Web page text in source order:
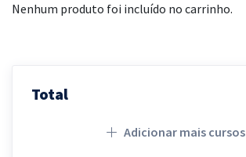
Nenhum produto foi incluído no carrinho.
Total
Adicionar mais cursos